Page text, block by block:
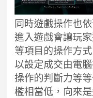
同時遊戲操作也
進入遊戲會讓玩
等項目的操作方
以設定成交由電
操作的判斷力等
檻相當低，向來